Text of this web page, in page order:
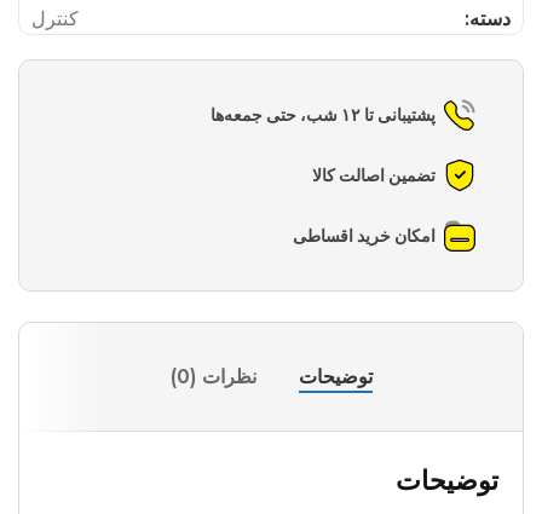
دسته: کنترل
پشتیبانی تا ۱۲ شب، حتی جمعه‌ها
تضمین اصالت کالا
امکان خرید اقساطی
توضیحات نظرات (0)
توضیحات